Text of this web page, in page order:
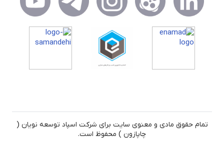
تمام حقوق مادی و معنوی سایت برای شرکت اسپاد توسعه نویان (
چاپازون ) محفوظ است.